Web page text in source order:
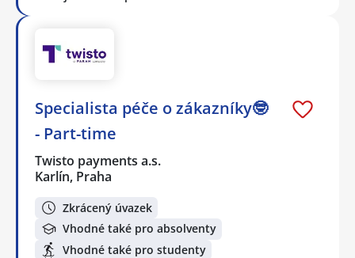
Specialista péče o zákazníky🤓
- Part-time
Twisto payments a.s.
Karlín, Praha
Zkrácený úvazek
Vhodné také pro absolventy
Vhodné také pro studenty